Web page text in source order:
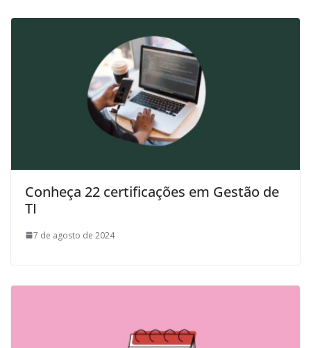
Conheça 22 certificações em Gestão de
TI
7 de agosto de 2024